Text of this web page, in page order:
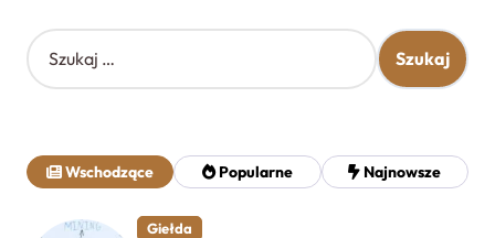
S
z
j
:
Wschodzące Popularne Najnowsze
Giełda